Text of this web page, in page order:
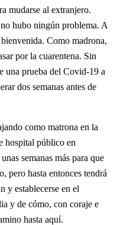
mudarse al extranjero.
hubo ningún problema. A
Como madrona,
por la cuarentena. Sin
una prueba del Covid-19 a
dos semanas antes de
como matrona en la
hospital público en
semanas más para que
pero hasta entonces tendrá
y establecerse en el
y de cómo, con coraje e
hasta aquí.